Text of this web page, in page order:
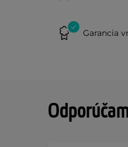
Garancia